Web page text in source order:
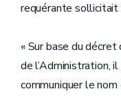
requérante sollicitait
« Sur base du
de l’Administration,
communiquer le